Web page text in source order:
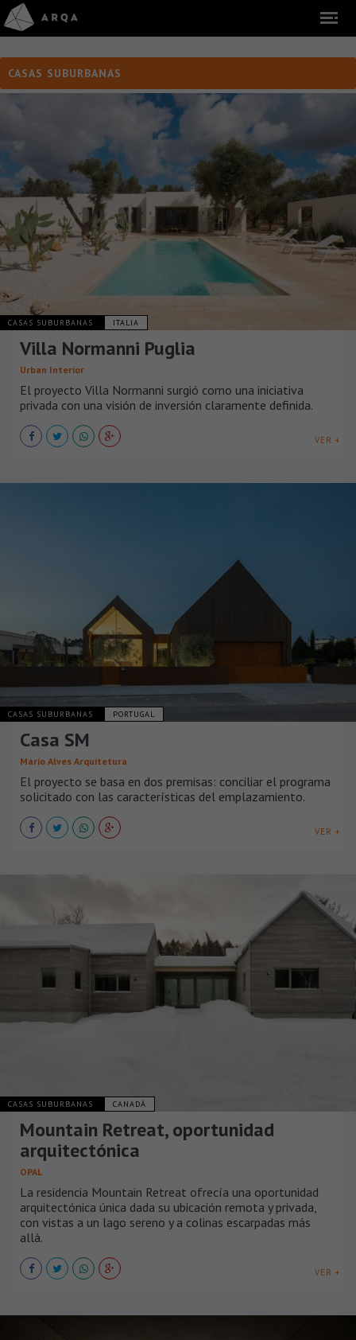
CASAS SUBURBANAS
CASAS SUBURBANAS ITALIA
Villa Normanni Puglia
Urban Interior
El proyecto Villa Normanni surgió como una iniciativa
privada con una visión de inversión claramente definida.
VER +
CASAS SUBURBANAS PORTUGAL
Casa SM
Mário Alves Arquitetura
El proyecto se basa en dos premisas: conciliar el programa
solicitado con las características del emplazamiento.
VER +
CASAS SUBURBANAS CANADÁ
Mountain Retreat, oportunidad
arquitectónica
OPAL
La residencia Mountain Retreat ofrecía una oportunidad
arquitectónica única dada su ubicación remota y privada,
con vistas a un lago sereno y a colinas escarpadas más
allá.
VER +